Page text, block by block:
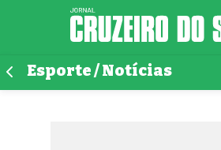
Esporte / Notícias